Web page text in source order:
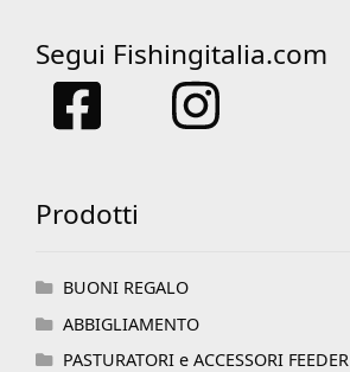
Segui Fishingitalia.com
Prodotti
BUONI REGALO
ABBIGLIAMENTO
PASTURATORI e ACCESSORI FEEDER